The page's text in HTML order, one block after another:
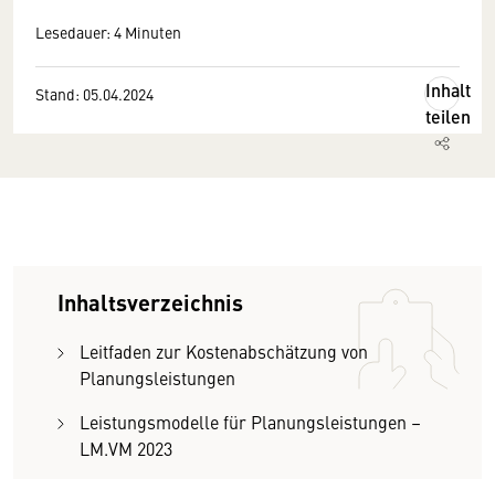
Lesedauer: 4 Minuten
Stand: 05.04.2024
Inhalt
teilen
Inhaltsverzeichnis
Leitfaden zur Kostenabschätzung von
Planungsleistungen
Leistungsmodelle für Planungsleistungen –
LM.VM 2023